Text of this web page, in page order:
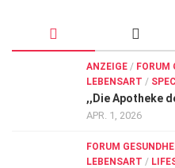
ANZEIGE / FORUM
LEBENSART /
,,Die Apotheke
APR. 1, 2026
FORUM
LEBENSART /